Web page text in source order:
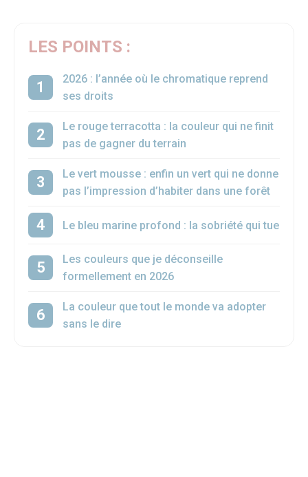
LES POINTS :
2026 : l’année où le chromatique reprend
ses droits
Le rouge terracotta : la couleur qui ne finit
pas de gagner du terrain
Le vert mousse : enfin un vert qui ne donne
pas l’impression d’habiter dans une forêt
Le bleu marine profond : la sobriété qui tue
Les couleurs que je déconseille
formellement en 2026
La couleur que tout le monde va adopter
sans le dire